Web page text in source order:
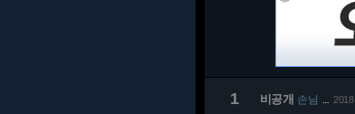
1 비공개 손님